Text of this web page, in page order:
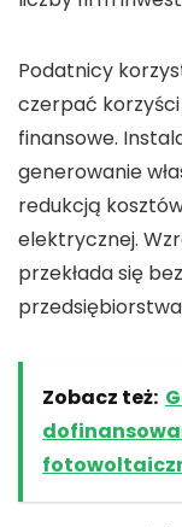
Podatnicy
czerpać
finansowe.
generowanie
redukcją
elektrycznej.
przekłada się
Zobacz też: